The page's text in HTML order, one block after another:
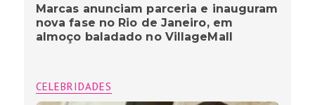
Marcas anunciam parceria e inauguram
nova fase no Rio de Janeiro, em
almoço baladado no VillageMall
CELEBRIDADES